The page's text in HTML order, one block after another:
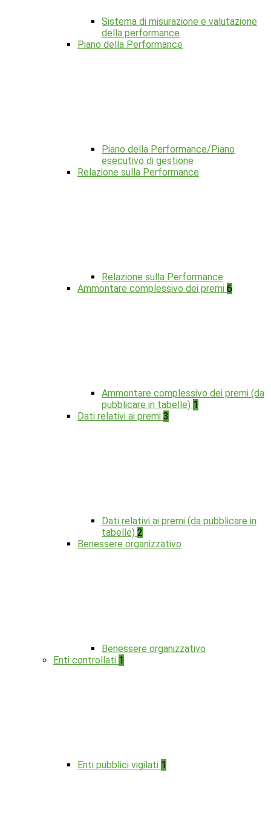
Sistema di misurazione e valutazione
della performance
Piano della Performance
Piano della Performance/Piano
esecutivo di gestione
Relazione sulla Performance
Relazione sulla Performance
Ammontare complessivo dei premi 6
Ammontare complessivo dei premi (da
pubblicare in tabelle) 1
Dati relativi ai premi 3
Dati relativi ai premi (da pubblicare in
tabelle) 2
Benessere organizzativo
Benessere organizzativo
Enti controllati 1
Enti pubblici vigilati 1